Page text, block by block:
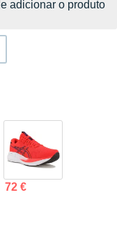
adicionar o produto
72 €